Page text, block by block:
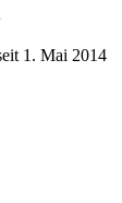
1. Mai 2014